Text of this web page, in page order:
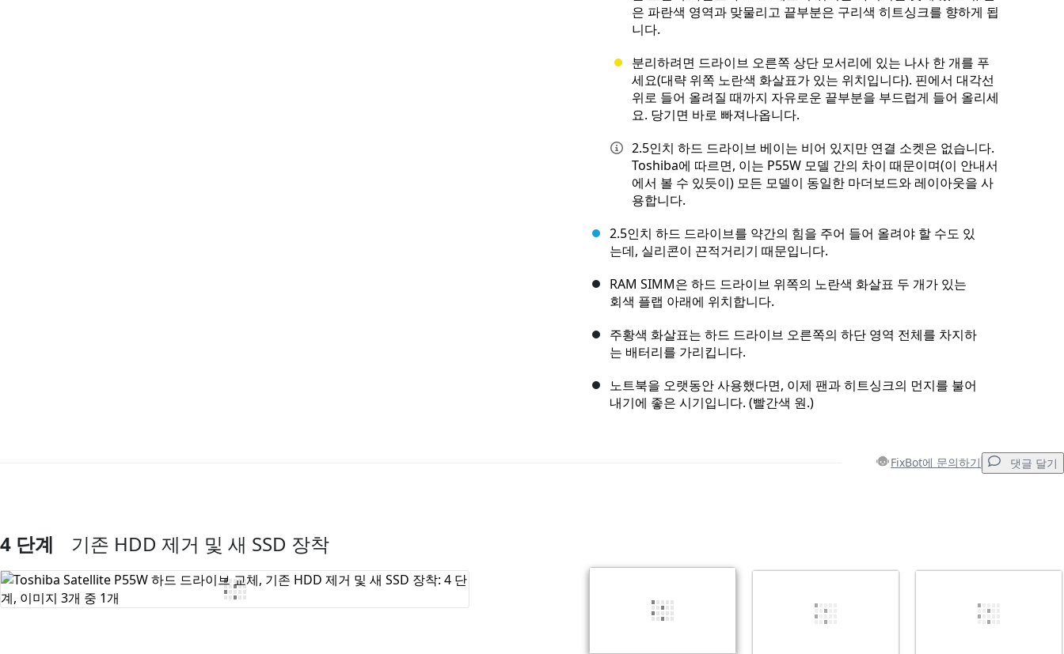
은 파란색 영역과 맞물리고 끝부분은 구리색 히트싱크를 향하게 됩
니다.
분리하려면 드라이브 오른쪽 상단 모서리에 있는 나사 한 개를 푸
세요(대략 위쪽 노란색 화살표가 있는 위치입니다). 핀에서 대각선
위로 들어 올려질 때까지 자유로운 끝부분을 부드럽게 들어 올리세
요. 당기면 바로 빠져나옵니다.
2.5인치 하드 드라이브 베이는 비어 있지만 연결 소켓은 없습니다.
Toshiba에 따르면, 이는 P55W 모델 간의 차이 때문이며(이 안내서
에서 볼 수 있듯이) 모든 모델이 동일한 마더보드와 레이아웃을 사
용합니다.
2.5인치 하드 드라이브를 약간의 힘을 주어 들어 올려야 할 수도 있
는데, 실리콘이 끈적거리기 때문입니다.
RAM SIMM은 하드 드라이브 위쪽의 노란색 화살표 두 개가 있는
회색 플랩 아래에 위치합니다.
주황색 화살표는 하드 드라이브 오른쪽의 하단 영역 전체를 차지하
는 배터리를 가리킵니다.
노트북을 오랫동안 사용했다면, 이제 팬과 히트싱크의 먼지를 불어
내기에 좋은 시기입니다. (빨간색 원.)
FixBot에 문의하기 댓글 달기
댓글 쓰기
댓글 달기
4 단계 기존 HDD 제거 및 새 SSD 장착